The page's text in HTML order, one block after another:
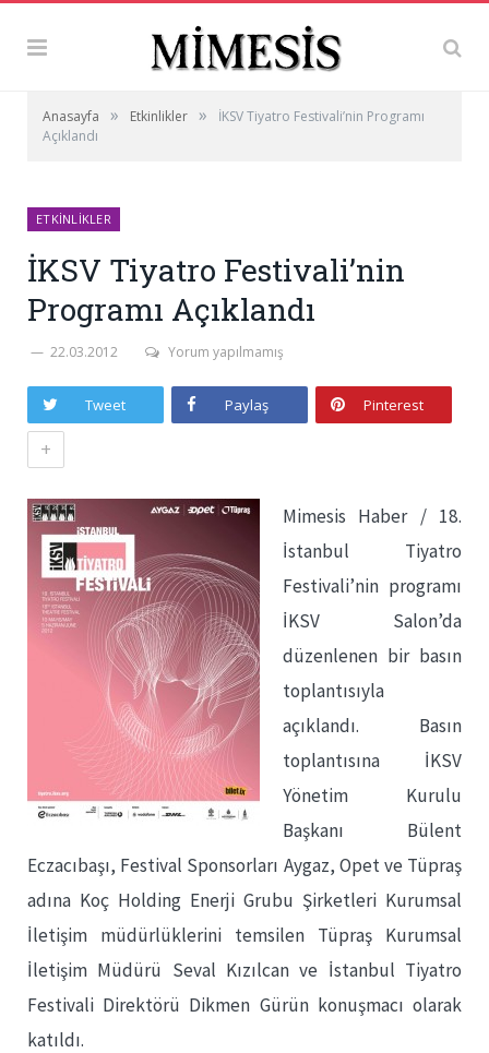
Anasayfa » Etkinlikler »
İKSV Tiyatro Festivali’nin Programı
Açıklandı
ETKINLIKLER
İKSV Tiyatro Festivali’nin
Programı Açıklandı
22.03.2012 Yorum yapılmamış
Tweet Paylaş Pinterest
+
Mimesis Haber / 18.
İstanbul Tiyatro
Festivali’nin programı
İKSV Salon’da
düzenlenen bir basın
toplantısıyla
açıklandı. Basın
toplantısına İKSV
Yönetim Kurulu
Başkanı Bülent
Eczacıbaşı, Festival Sponsorları Aygaz, Opet ve Tüpraş
adına Koç Holding Enerji Grubu Şirketleri Kurumsal
İletişim müdürlüklerini temsilen Tüpraş Kurumsal
İletişim Müdürü Seval Kızılcan ve İstanbul Tiyatro
Festivali Direktörü Dikmen Gürün konuşmacı olarak
katıldı.